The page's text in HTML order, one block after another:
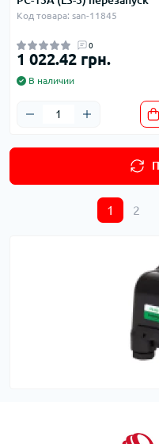
Код товара: san-11845
0
1 022.42 грн.
В наличии
1 2